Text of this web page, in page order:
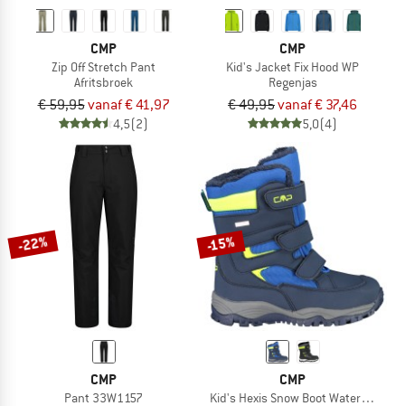
CMP
Zip Off Stretch Pant
Afritsbroek
€ 59,95vanaf € 41,97
4,5(2)
CMP
Kid's Jacket Fix Hood WP
Regenjas
€ 49,95vanaf € 37,46
5,0(4)
-22%
CMP
Pant 33W1157
-15%
CMP
Kid's Hexis Snow Boot Waterproof